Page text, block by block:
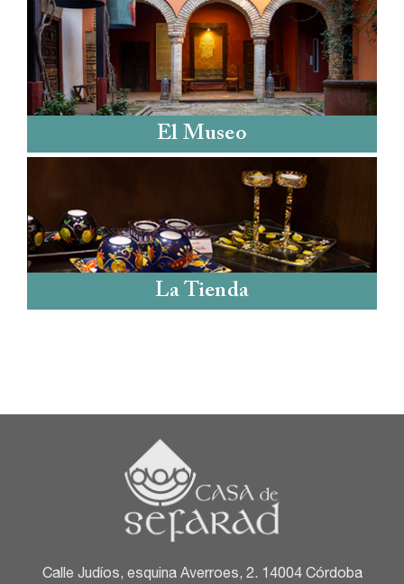
El Museo
La Tienda
Calle Judíos, esquina Averroes, 2. 14004 Córdoba